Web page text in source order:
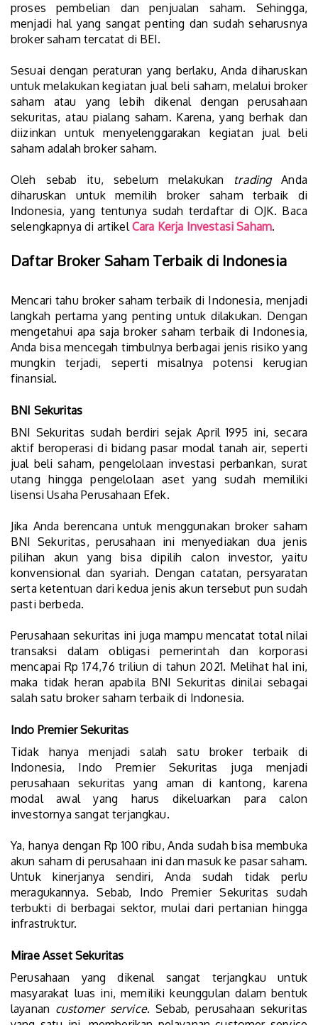
proses pembelian dan penjualan saham. Sehingga,
menjadi hal yang sangat penting dan sudah seharusnya
broker saham tercatat di BEI.
Sesuai dengan peraturan yang berlaku, Anda diharuskan
untuk melakukan kegiatan jual beli saham, melalui broker
saham atau yang lebih dikenal dengan perusahaan
sekuritas, atau pialang saham. Karena, yang berhak dan
diizinkan untuk menyelenggarakan kegiatan jual beli
saham adalah broker saham.
Oleh sebab itu, sebelum melakukan tradingAnda
diharuskan untuk memilih broker saham terbaik di
Indonesia, yang tentunya sudah terdaftar di OJK. Baca
selengkapnya di artikelCara Kerja Investasi Saham.
Daftar Broker Saham Terbaik di Indonesia
Mencari tahu broker saham terbaik di Indonesia, menjadi
langkah pertama yang penting untuk dilakukan. Dengan
mengetahui apa saja broker saham terbaik di Indonesia,
Anda bisa mencegah timbulnya berbagai jenis risiko yang
mungkin terjadi, seperti misalnya potensi kerugian
finansial.
BNI Sekuritas
BNI Sekuritas sudah berdiri sejak April 1995 ini, secara
aktif beroperasi di bidang pasar modal tanah air, seperti
jual beli saham, pengelolaan investasi perbankan, surat
utang hingga pengelolaan aset yang sudah memiliki
lisensi Usaha Perusahaan Efek.
Jika Anda berencana untuk menggunakan broker saham
BNI Sekuritas, perusahaan ini menyediakan dua jenis
pilihan akun yang bisa dipilih calon investor, yaitu
konvensional dan syariah. Dengan catatan, persyaratan
serta ketentuan dari kedua jenis akun tersebut pun sudah
pasti berbeda.
Perusahaan sekuritas ini juga mampu mencatat total nilai
transaksi dalam obligasi pemerintah dan korporasi
mencapai Rp 174,76 triliun di tahun 2021. Melihat hal ini,
maka tidak heran apabila BNI Sekuritas dinilai sebagai
salah satu broker saham terbaik di Indonesia.
Indo Premier Sekuritas
Tidak hanya menjadi salah satu broker terbaik di
Indonesia, Indo Premier Sekuritas juga menjadi
perusahaan sekuritas yang aman di kantong, karena
modal awal yang harus dikeluarkan para calon
investornya sangat terjangkau.
Ya, hanya dengan Rp 100 ribu, Anda sudah bisa membuka
akun saham di perusahaan ini dan masuk ke pasar saham.
Untuk kinerjanya sendiri, Anda sudah tidak perlu
meragukannya. Sebab, Indo Premier Sekuritas sudah
terbukti di berbagai sektor, mulai dari pertanian hingga
infrastruktur.
Mirae Asset Sekuritas
Perusahaan yang dikenal sangat terjangkau untuk
masyarakat luas ini, memiliki keunggulan dalam bentuk
layanan customer service. Sebab, perusahaan sekuritas